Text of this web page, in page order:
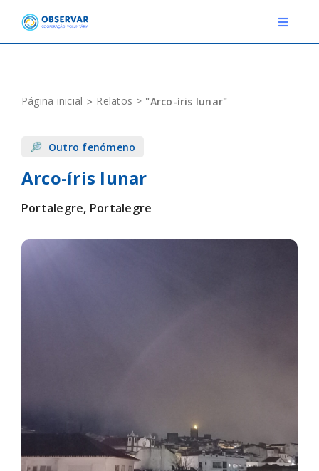
content
Toggle
EVENTOS
DEFINIÇÕES
F.A.Q.
Página inicial Relatos "Arco-íris lunar"
Outro fenómeno
Arco-íris lunar
Portalegre, Portalegre